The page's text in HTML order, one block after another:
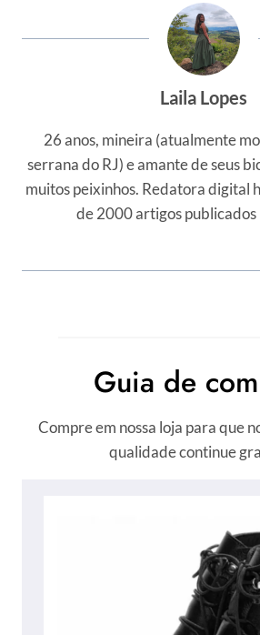
Laila Lopes
26 anos, mineira (atualmente
serrana do RJ) e amante de seus
muitos peixinhos. Redatora digital
de 2000 artigos
Guia de
Compre em nossa loja para que
qualidade continue